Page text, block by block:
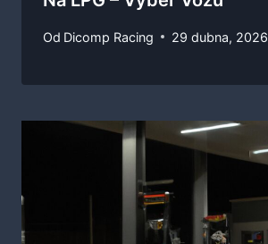
Od Dicomp Racing 29 dubna, 2026